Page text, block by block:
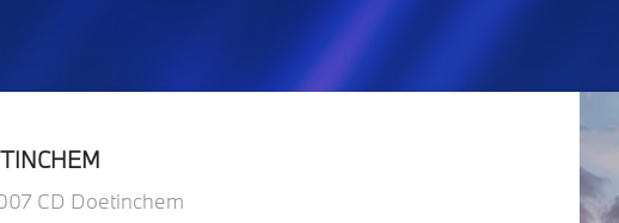
CD Doetinchem